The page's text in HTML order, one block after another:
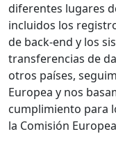
diferentes lugares
incluidos los
de back-end y los
transferencias de
otros países,
Europea y nos
cumplimiento para
la Comisión